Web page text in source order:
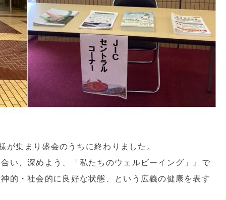
集まり盛会のうちに終わりました。
い、深めよう、「私たちのウェルビーイング」』で
的・社会的に良好な状態、という広義の健康を表す